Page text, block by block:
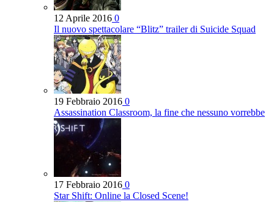
12 Aprile 2016 0
Il nuovo spettacolare “Blitz” trailer di Suicide Squad
19 Febbraio 2016 0
Assassination Classroom, la fine che nessuno vorrebbe
17 Febbraio 2016 0
Star Shift: Online la Closed Scene!